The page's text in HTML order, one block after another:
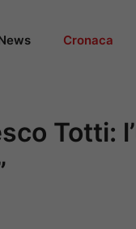
Cronaca
Totti: